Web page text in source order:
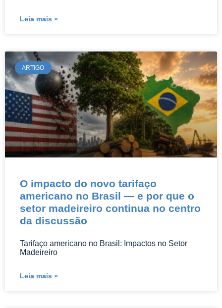
Leia mais »
ARTIGO
O impacto do novo tarifaço
americano no Brasil — e por que o
setor madeireiro continua no centro
da discussão
Tarifaço americano no Brasil: Impactos no Setor
Madeireiro
Leia mais »